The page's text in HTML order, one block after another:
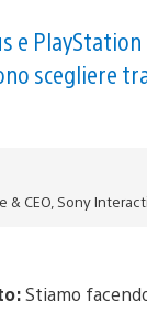
e
scegliere
& CEO, Sony
Stiamo